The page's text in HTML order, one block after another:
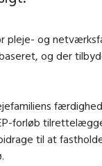
pleje- og
og der
forløb
til at